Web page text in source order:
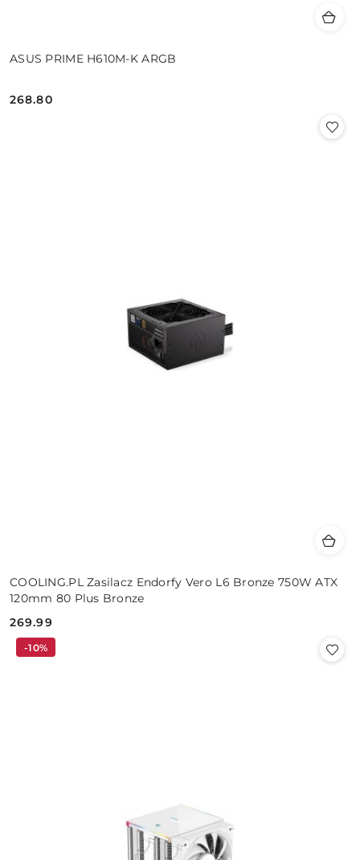
ASUS PRIME H610M-K ARGB
Cena:
268.80
COOLING.PL Zasilacz Endorfy Vero L6 Bronze 750W ATX
120mm 80 Plus Bronze
Cena:
269.99
-10%